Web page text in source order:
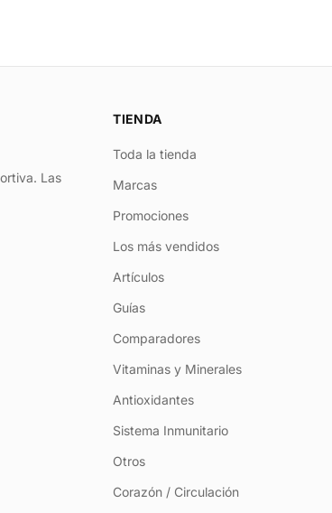
Las
TIENDA
Toda la tienda
Marcas
Promociones
Los más vendidos
Artículos
Guías
Comparadores
Vitaminas y Minerales
Antioxidantes
Sistema Inmunitario
Otros
Corazón / Circulación